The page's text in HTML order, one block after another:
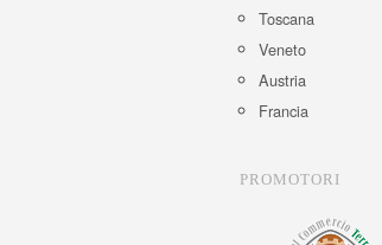
Toscana
Veneto
Austria
Francia
PROMOTORI